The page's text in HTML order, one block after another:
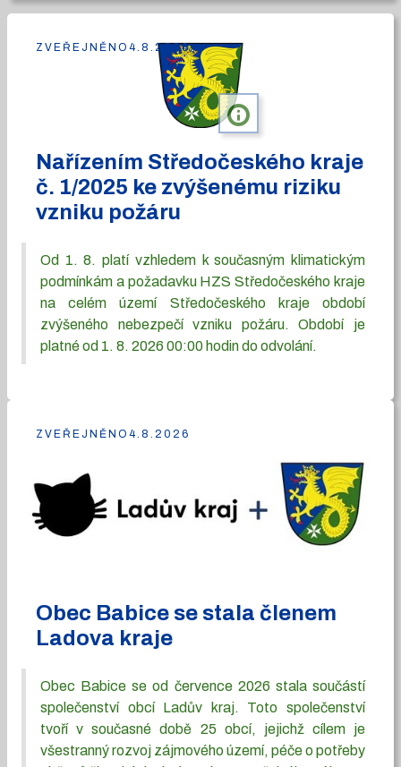
info
Nařízením Středočeského kraje
č. 1/2025 ke zvýšenému riziku
vzniku požáru
Od 1. 8. platí vzhledem k současným klimatickým
podmínkám a požadavku HZS Středočeského kraje
na celém území Středočeského kraje období
zvýšeného nebezpečí vzniku požáru. Období je
platné od 1. 8. 2026 00:00 hodin do odvolání.
ZVEŘEJNĚNO 4.8.2026
Obec Babice se stala členem
Ladova kraje
Obec Babice se od července 2026 stala součástí
společenství obcí Ladův kraj. Toto společenství
tvoří v současné době 25 obcí, jejichž cílem je
všestranný rozvoj zájmového území, péče o potřeby
ZVEŘEJNĚNO 4.8.2026